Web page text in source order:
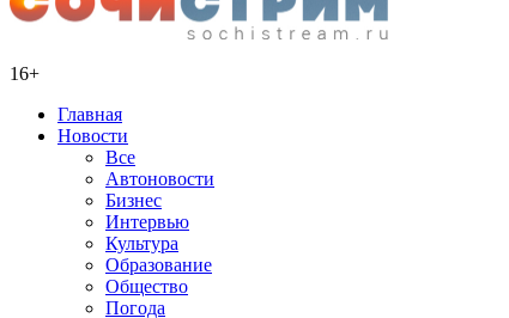
16+
Главная
Новости
Все
Автоновости
Бизнес
Интервью
Культура
Образование
Общество
Погода